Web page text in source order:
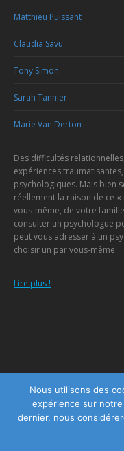
Matthieu Puissant
Claudia Savu
Tony Simon
Sarah Tannier
Marie Van Derton
Des difficultés
expériences
psychologiques. Mais bien
réellement la raison de ce
vous-même, de votre
consulter un psychologue
peut vous adresser à un
choisir un par vous-même.
Lire plus !
Copyright © 2026Centre
Powered by Privium –
psychologues,
Nous utilisons des
expérience sur
dernier, nous